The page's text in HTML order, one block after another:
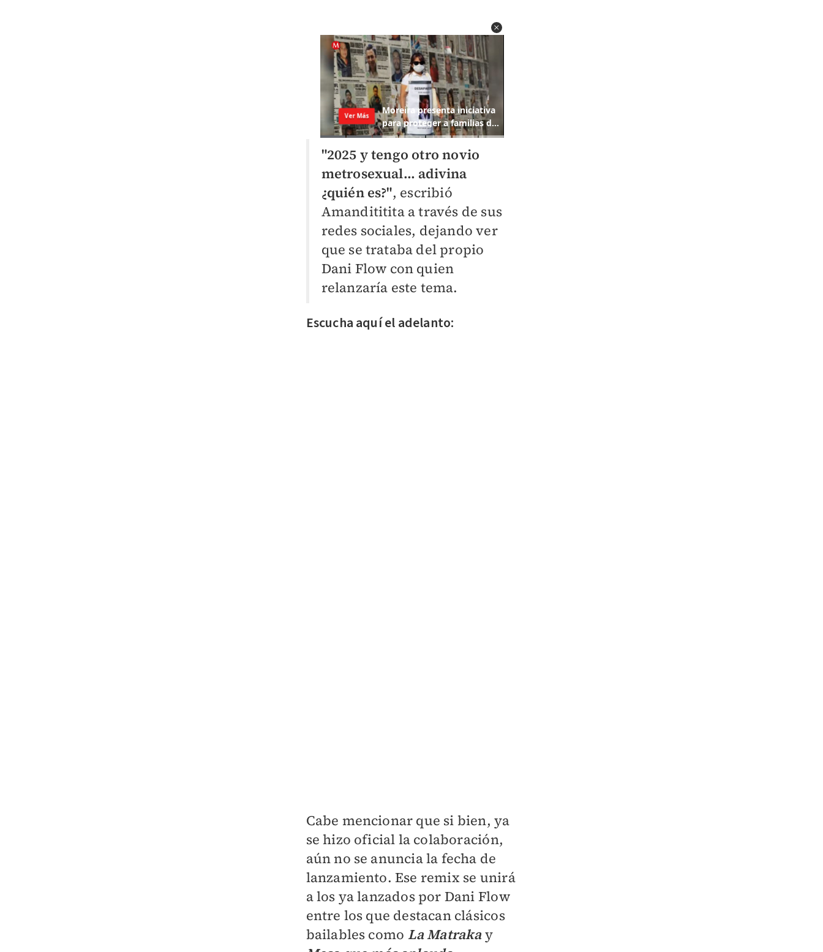
"2025 y tengo otro novio
metrosexual… adivina
¿quién es?", escribió
Amandititita a través de sus
redes sociales, dejando ver
que se trataba del propio
Dani Flow con quien
relanzaría este tema.
Escucha aquí el adelanto:
​Cabe mencionar que si bien, ya
se hizo oficial la colaboración,
aún no se anuncia la fecha de
lanzamiento. Ese remix se unirá
a los ya lanzados por Dani Flow
entre los que destacan clásicos
bailables como La Matrakay